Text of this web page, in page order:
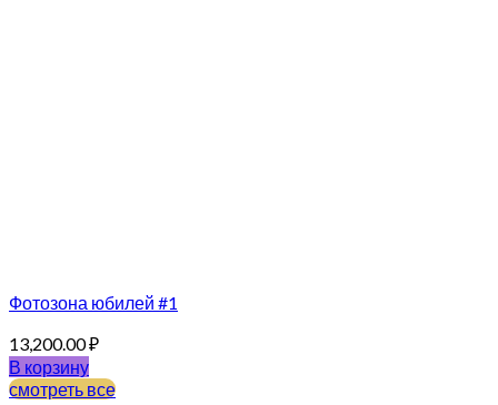
Фотозона юбилей #1
13,200.00₽
В корзину
смотреть все